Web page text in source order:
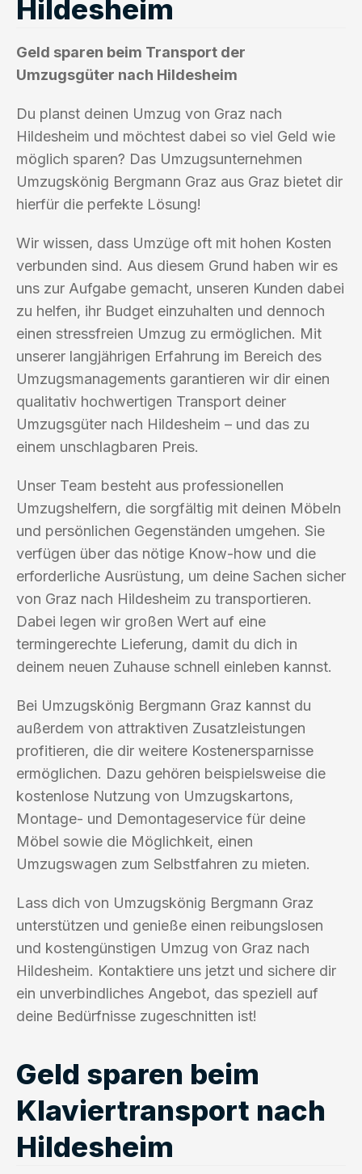
Hildesheim
Geld sparen beim Transport der
Umzugsgüter nach Hildesheim
Du planst deinen Umzug von Graz nach
Hildesheim und möchtest dabei so viel Geld wie
möglich sparen? Das Umzugsunternehmen
Umzugskönig Bergmann Graz aus Graz bietet dir
hierfür die perfekte Lösung!
Wir wissen, dass Umzüge oft mit hohen Kosten
verbunden sind. Aus diesem Grund haben wir es
uns zur Aufgabe gemacht, unseren Kunden dabei
zu helfen, ihr Budget einzuhalten und dennoch
einen stressfreien Umzug zu ermöglichen. Mit
unserer langjährigen Erfahrung im Bereich des
Umzugsmanagements garantieren wir dir einen
qualitativ hochwertigen Transport deiner
Umzugsgüter nach Hildesheim – und das zu
einem unschlagbaren Preis.
Unser Team besteht aus professionellen
Umzugshelfern, die sorgfältig mit deinen Möbeln
und persönlichen Gegenständen umgehen. Sie
verfügen über das nötige Know-how und die
erforderliche Ausrüstung, um deine Sachen sicher
von Graz nach Hildesheim zu transportieren.
Dabei legen wir großen Wert auf eine
termingerechte Lieferung, damit du dich in
deinem neuen Zuhause schnell einleben kannst.
Bei Umzugskönig Bergmann Graz kannst du
außerdem von attraktiven Zusatzleistungen
profitieren, die dir weitere Kostenersparnisse
ermöglichen. Dazu gehören beispielsweise die
kostenlose Nutzung von Umzugskartons,
Montage- und Demontageservice für deine
Möbel sowie die Möglichkeit, einen
Umzugswagen zum Selbstfahren zu mieten.
Lass dich von Umzugskönig Bergmann Graz
unterstützen und genieße einen reibungslosen
und kostengünstigen Umzug von Graz nach
Hildesheim. Kontaktiere uns jetzt und sichere dir
ein unverbindliches Angebot, das speziell auf
deine Bedürfnisse zugeschnitten ist!
Geld sparen beim
Klaviertransport nach
Hildesheim